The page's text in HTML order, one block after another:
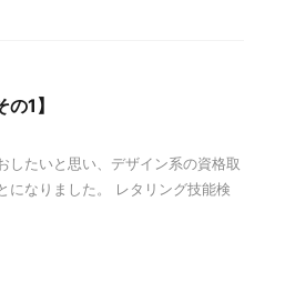
1】
したいと思い、デザイン系の資格取
になりました。 レタリング技能検